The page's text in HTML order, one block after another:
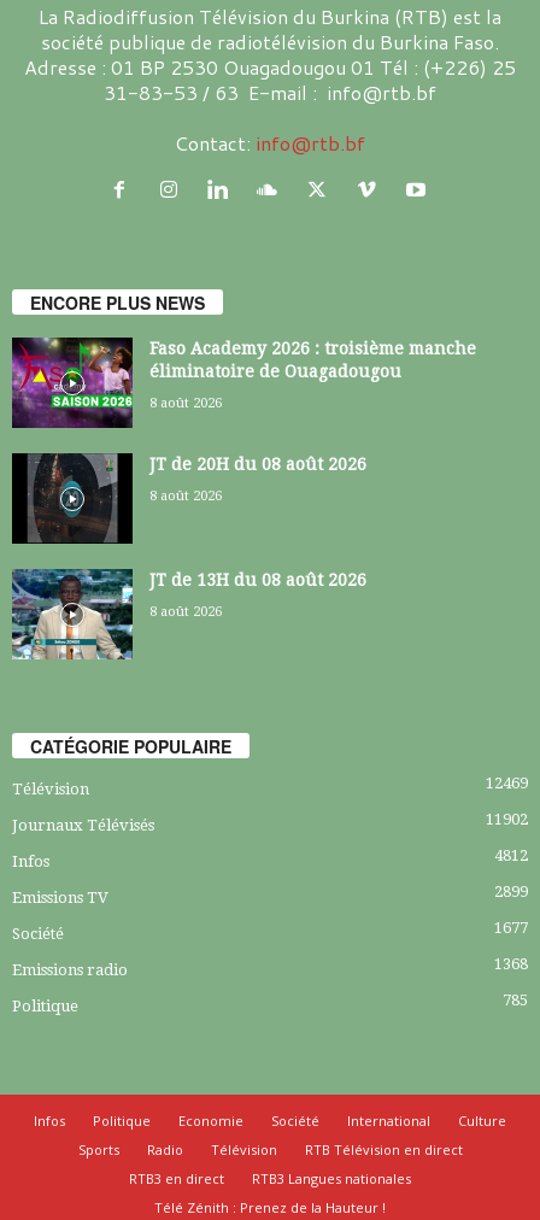
La Radiodiffusion Télévision du Burkina (RTB) est la
société publique de radiotélévision du Burkina Faso.
Adresse : 01 BP 2530 Ouagadougou 01 Tél : (+226) 25
31-83-53 / 63 E-mail : info@rtb.bf
Contact: info@rtb.bf
ENCORE PLUS NEWS
Faso Academy 2026 : troisième manche
éliminatoire de Ouagadougou
8 août 2026
JT de 20H du 08 août 2026
8 août 2026
JT de 13H du 08 août 2026
8 août 2026
CATÉGORIE POPULAIRE
Télévision 12469
Journaux Télévisés 11902
Infos 4812
Emissions TV 2899
Société 1677
Emissions radio 1368
Politique 785
Infos Politique Economie Société International
Culture
Sports
Radio Télévision
RTB Télévision en direct
RTB3 en direct
RTB3 Langues nationales
Télé Zénith : Prenez de la Hauteur !